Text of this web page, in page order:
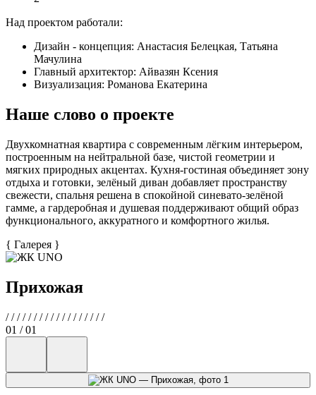
Над проектом работали:
Дизайн - концепция: Анастасия Белецкая, Татьяна
Мачулина
Главный архитектор: Айвазян Ксения
Визуализация: Романова Екатерина
Наше слово о проекте
Двухкомнатная квартира с современным лёгким интерьером,
построенным на нейтральной базе, чистой геометрии и
мягких природных акцентах. Кухня-гостиная объединяет зону
отдыха и готовки, зелёный диван добавляет пространству
свежести, спальня решена в спокойной синевато-зелёной
гамме, а гардеробная и душевая поддерживают общий образ
функционального, аккуратного и комфортного жилья.
{ Галерея }
Прихожая
//////////////////
01 / 01